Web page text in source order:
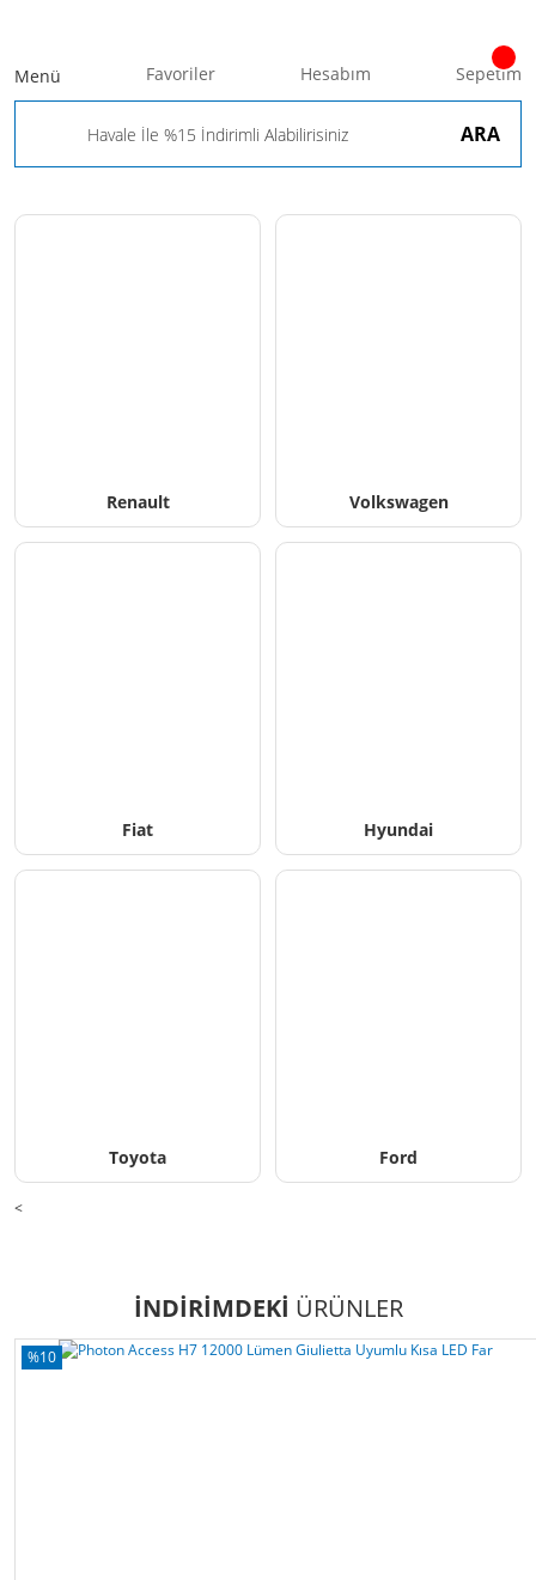
ARA
Menü Favoriler Hesabım Sepetim
Renault Volkswagen
Fiat Hyundai
Toyota Ford
<
INDIRIMDEKI ÜRÜNLER
%10